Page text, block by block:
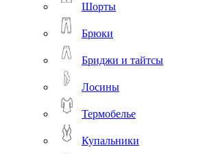
Шорты
Брюки
Бриджи и тайтсы
Лосины
Термобелье
Купальники